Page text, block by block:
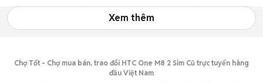
Xem thêm
Chợ Tốt - Chợ mua bán, trao đổi HTC One M8 2 Sim Cũ trực tuyến hàng
đầu Việt Nam